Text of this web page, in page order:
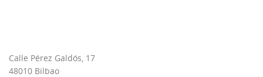
Calle Pérez Galdós, 17
48010 Bilbao